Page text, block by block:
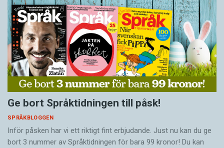
Ge bort Språktidningen till påsk!
SPRÅKBLOGGEN
Inför påsken har vi ett riktigt fint erbjudande. Just nu kan du ge
bort 3 nummer av Språktidningen för bara 99 kronor! Du kan